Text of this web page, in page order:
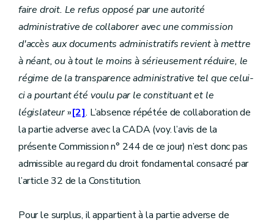
faire droit. Le refus opposé par une autorité
administrative de collaborer avec une commission
d'accès aux documents administratifs revient à mettre
à néant, ou à tout le moins à sérieusement réduire, le
régime de la transparence administrative tel que celui-
ci a pourtant été voulu par le constituant et le
législateur»[2]. L’absence répétée de collaboration de
la partie adverse avec la CADA (voy. l’avis de la
présente Commission n° 244 de ce jour) n’est donc pas
admissible au regard du droit fondamental consacré par
l’article 32 de la Constitution.
Pour le surplus, il appartient à la partie adverse de